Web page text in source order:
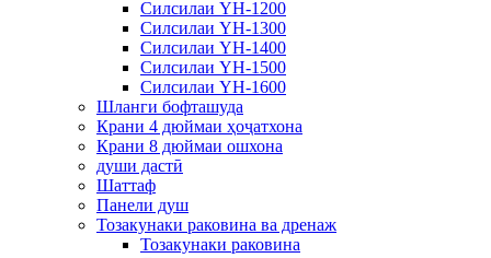
Силсилаи YH-1200
Силсилаи YH-1300
Силсилаи YH-1400
Силсилаи YH-1500
Силсилаи YH-1600
Шланги бофташуда
Крани 4 дюймаи ҳоҷатхона
Крани 8 дюймаи ошхона
души дастӣ
Шаттаф
Панели душ
Тозакунаки раковина ва дренаж
Тозакунаки раковина